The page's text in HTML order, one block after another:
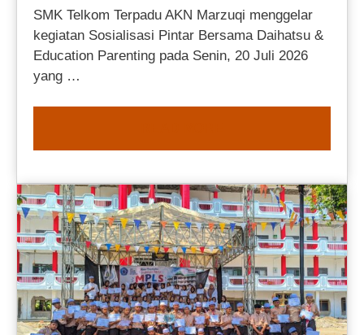
SMK Telkom Terpadu AKN Marzuqi menggelar
kegiatan Sosialisasi Pintar Bersama Daihatsu &
Education Parenting pada Senin, 20 Juli 2026
yang …